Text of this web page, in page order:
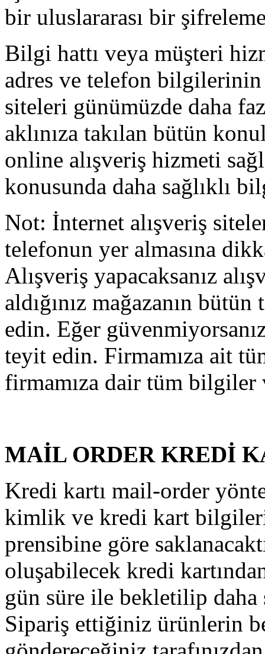
bir uluslararası bir
Bilgi hattı veya müşteri
adres ve telefon
siteleri günümüzde daha
aklınıza takılan bütün
online alışveriş hizmeti
konusunda daha sağlıklı
Not: İnternet alışveriş
telefonun yer almasına
Alışveriş yapacaksanız
aldığınız mağazanın
edin. Eğer
teyit edin. Firmamıza ait
firmamıza dair tüm
MAİL ORDER KREDİ
Kredi kartı mail-order
kimlik ve kredi kart
prensibine göre
oluşabilecek kredi
gün süre ile bekletilip daha
Sipariş ettiğiniz ürünlerin